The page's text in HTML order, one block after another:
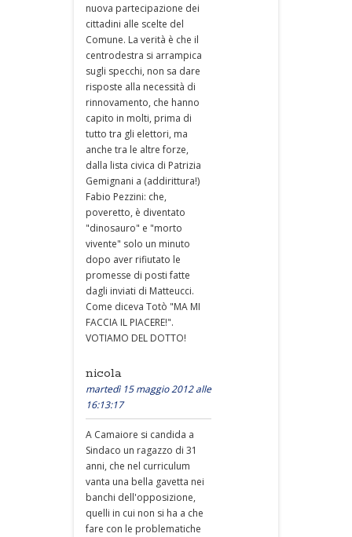
nuova partecipazione dei
cittadini alle scelte del
Comune. La verità è che il
centrodestra si arrampica
sugli specchi, non sa dare
risposte alla necessità di
rinnovamento, che hanno
capito in molti, prima di
tutto tra gli elettori, ma
anche tra le altre forze,
dalla lista civica di Patrizia
Gemignani a (addirittura!)
Fabio Pezzini: che,
poveretto, è diventato
"dinosauro" e "morto
vivente" solo un minuto
dopo aver rifiutato le
promesse di posti fatte
dagli inviati di Matteucci.
Come diceva Totò "MA MI
FACCIA IL PIACERE!".
VOTIAMO DEL DOTTO!
nicola
martedì 15 maggio 2012 alle
16:13:17
A Camaiore si candida a
Sindaco un ragazzo di 31
anni, che nel curriculum
vanta una bella gavetta nei
banchi dell'opposizione,
quelli in cui non si ha a che
fare con le problematiche